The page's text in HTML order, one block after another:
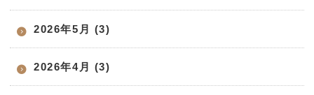
2026年5月 (3)
2026年4月 (3)